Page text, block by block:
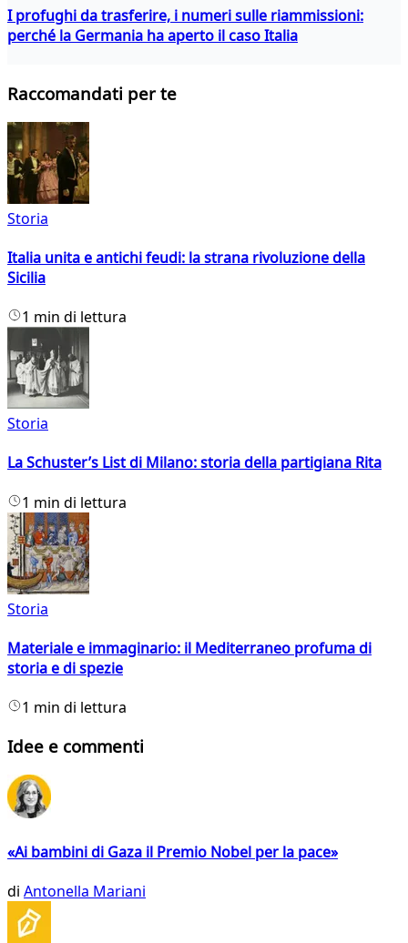
I profughi da trasferire, i numeri sulle riammissioni:
perché la Germania ha aperto il caso Italia
Raccomandati per te
Storia
Italia unita e antichi feudi: la strana rivoluzione della
Sicilia
1 min di lettura
Storia
La Schuster’s List di Milano: storia della partigiana Rita
1 min di lettura
Storia
Materiale e immaginario: il Mediterraneo profuma di
storia e di spezie
1 min di lettura
Idee e commenti
«Ai bambini di Gaza il Premio Nobel per la pace»
di Antonella Mariani